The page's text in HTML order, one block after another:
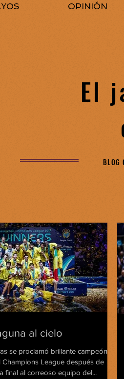
OPINIÓN
El
BLOG
al cielo
se proclamó brillante campeón de
Champions League después de
final al correoso equipo del...